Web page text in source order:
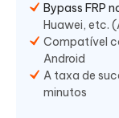
Bypass FRP
Huawei, etc.
Compatível
Android
A taxa de
minutos